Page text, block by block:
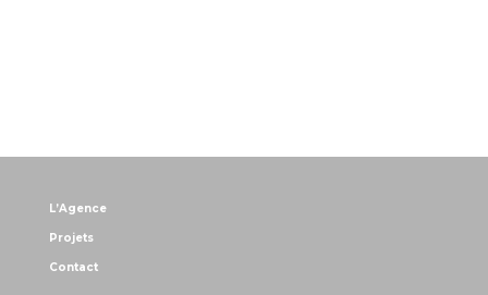
L’Agence
Projets
Contact